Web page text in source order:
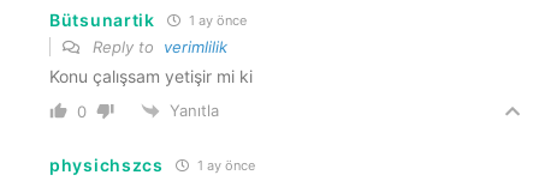
Bütsunartik 1 ay önce
Reply to verimlilik
Konu çalışsam yetişir mi ki
0 Yanıtla
physichszcs 1 ay önce